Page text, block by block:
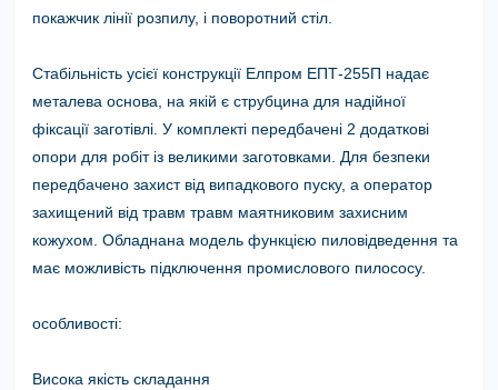
покажчик лінії розпилу, і поворотний стіл.
Стабільність усієї конструкції Елпром ЕПТ-255П надає
металева основа, на якій є струбцина для надійної
фіксації заготівлі. У комплекті передбачені 2 додаткові
опори для робіт із великими заготовками. Для безпеки
передбачено захист від випадкового пуску, а оператор
захищений від травм травм маятниковим захисним
кожухом. Обладнана модель функцією пиловідведення та
має можливість підключення промислового пилососу.
особливості:
Висока якість складання